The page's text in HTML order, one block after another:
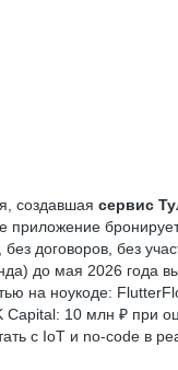
создавшая сервис
приложение
договоров, без
до мая 2026 года
на ноукоде:
10 млн ₽ при
с IoT и no-code в